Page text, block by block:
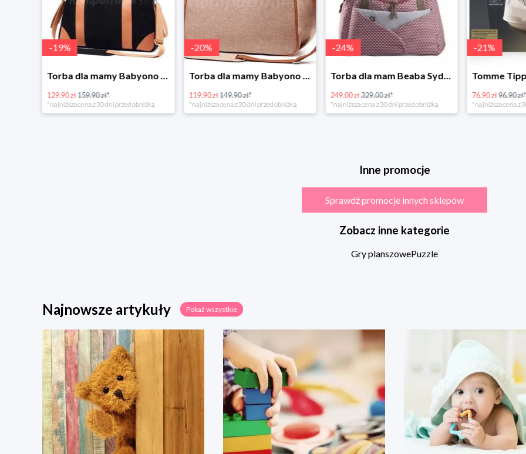
-19%
129.90 zł159.90 zł*
*najniższa cena z 30 dni przed obniżką
-20%
119.90 zł149.90 zł*
*najniższa cena z 30 dni przed obniżką
-24%
249.00 zł329.00 zł*
*najniższa cena z 30 dni przed obniżką
-21%
76.90 zł96.90 zł*
*najniższa cena z
Inne promocje
Sprawdź promocje innych sklepów
Zobacz inne kategorie
Gry planszowePuzzle
Najnowsze artykuły Pokaż wszystkie